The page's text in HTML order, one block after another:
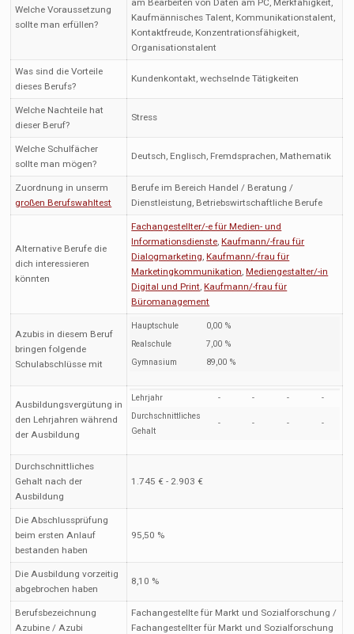
Welche Voraussetzung
sollte man erfüllen?
am Bearbeiten von Daten am PC, Merkfähigkeit,
Kaufmännisches Talent, Kommunikationstalent,
Kontaktfreude, Konzentrationsfähigkeit,
Organisationstalent
Was sind die Vorteile
dieses Berufs?
Kundenkontakt, wechselnde Tätigkeiten
Welche Nachteile hat
dieser Beruf?
Stress
Welche Schulfächer
sollte man mögen?
Deutsch, Englisch, Fremdsprachen, Mathematik
Zuordnung in unserm
großen Berufswahltest
Berufe im Bereich Handel / Beratung /
Dienstleistung, Betriebswirtschaftliche Berufe
Alternative Berufe die
dich interessieren
könnten
Fachangestellter/-e für Medien- und
Informationsdienste,Kaufmann/-frau für
Dialogmarketing,Kaufmann/-frau für
Marketingkommunikation,Mediengestalter/-in
Digital und Print,Kaufmann/-frau für
Büromanagement
Azubis in diesem Beruf
bringen folgende
Schulabschlüsse mit
Hauptschule
0,00 %
Realschule
7,00 %
Gymnasium
89,00 %
Ausbildungsvergütung in
den Lehrjahren während
der Ausbildung
Lehrjahr - - -
-
Durchschnittliches
Gehalt
- - - -
Durchschnittliches
Gehalt nach der
Ausbildung
1.745 € - 2.903 €
Die Abschlussprüfung
beim ersten Anlauf
bestanden haben
95,50 %
Die Ausbildung vorzeitig
abgebrochen haben
8,10 %
Berufsbezeichnung
Azubine / Azubi
Fachangestellte für Markt und Sozialforschung /
Fachangestellter für Markt und Sozialforschung